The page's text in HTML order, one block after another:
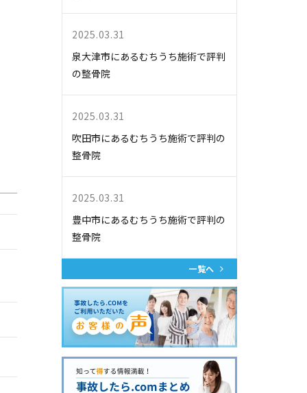
2025.03.31
泉大津市にあるむちうち施術で評判
の整骨院
2025.03.31
吹田市にあるむちうち施術で評判の
整骨院
2025.03.31
豊中市にあるむちうち施術で評判の
整骨院
一覧へ